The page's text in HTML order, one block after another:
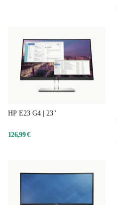
HP E23 G4 | 23"
126,99 €